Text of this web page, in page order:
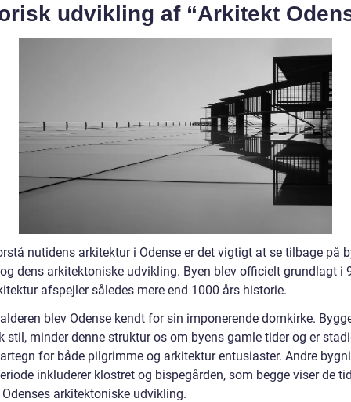
udvikling af “Arkitekt
nutidens arkitektur i Odense er det vigtigt at se tilbage på
dens arkitektoniske udvikling. Byen blev officielt grundlagt i
afspejler således mere end 1000 års historie.
blev Odense kendt for sin imponerende domkirke.
stil, minder denne struktur os om byens gamle tider og er
for både pilgrimme og arkitektur entusiaster. Andre
inkluderer klostret og bispegården, som begge viser de
arkitektoniske udvikling.